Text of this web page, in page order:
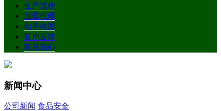
生产流程
加盟代理
电子地图
客户反馈
联系我们
新闻中心
公司新闻 食品安全